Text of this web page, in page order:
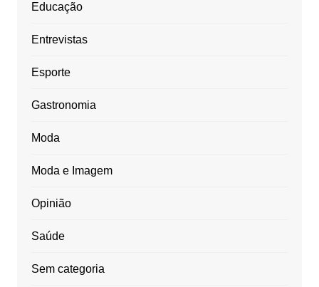
Educação
Entrevistas
Esporte
Gastronomia
Moda
Moda e Imagem
Opinião
Saúde
Sem categoria